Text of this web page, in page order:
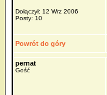
Dołączył: 12 Wrz 2006
Posty: 10
Powrót do góry
pernat
Gość